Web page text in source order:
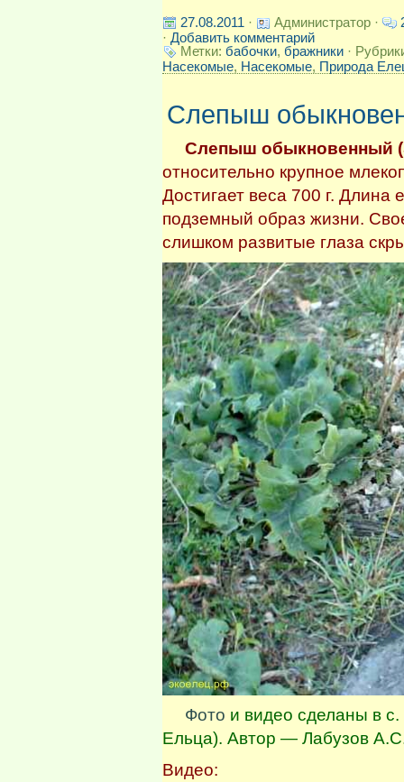
27.08.2011 · Администратор ·
· Добавить комментарий
Метки: бабочки, бражники ·
Насекомые, Насекомые, Природа
Слепыш
Слепыш обыкновенный
относительно крупное
Достигает веса 700 г. Длина
подземный образ жизни.
слишком развитые глаза
Фото и видео сделаны в с.
Ельца). Автор — Лабузов
Видео: